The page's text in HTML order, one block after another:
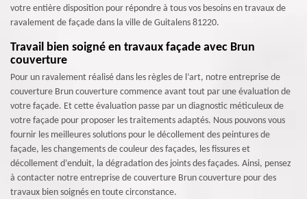
votre entière disposition pour répondre à tous vos besoins en travaux de
ravalement de façade dans la ville de Guitalens 81220.
Travail bien soigné en travaux façade avec Brun
couverture
Pour un ravalement réalisé dans les règles de l’art, notre entreprise de
couverture Brun couverture commence avant tout par une évaluation de
votre façade. Et cette évaluation passe par un diagnostic méticuleux de
votre façade pour proposer les traitements adaptés. Nous pouvons vous
fournir les meilleures solutions pour le décollement des peintures de
façade, les changements de couleur des façades, les fissures et
décollement d’enduit, la dégradation des joints des façades. Ainsi, pensez
à contacter notre entreprise de couverture Brun couverture pour des
travaux bien soignés en toute circonstance.